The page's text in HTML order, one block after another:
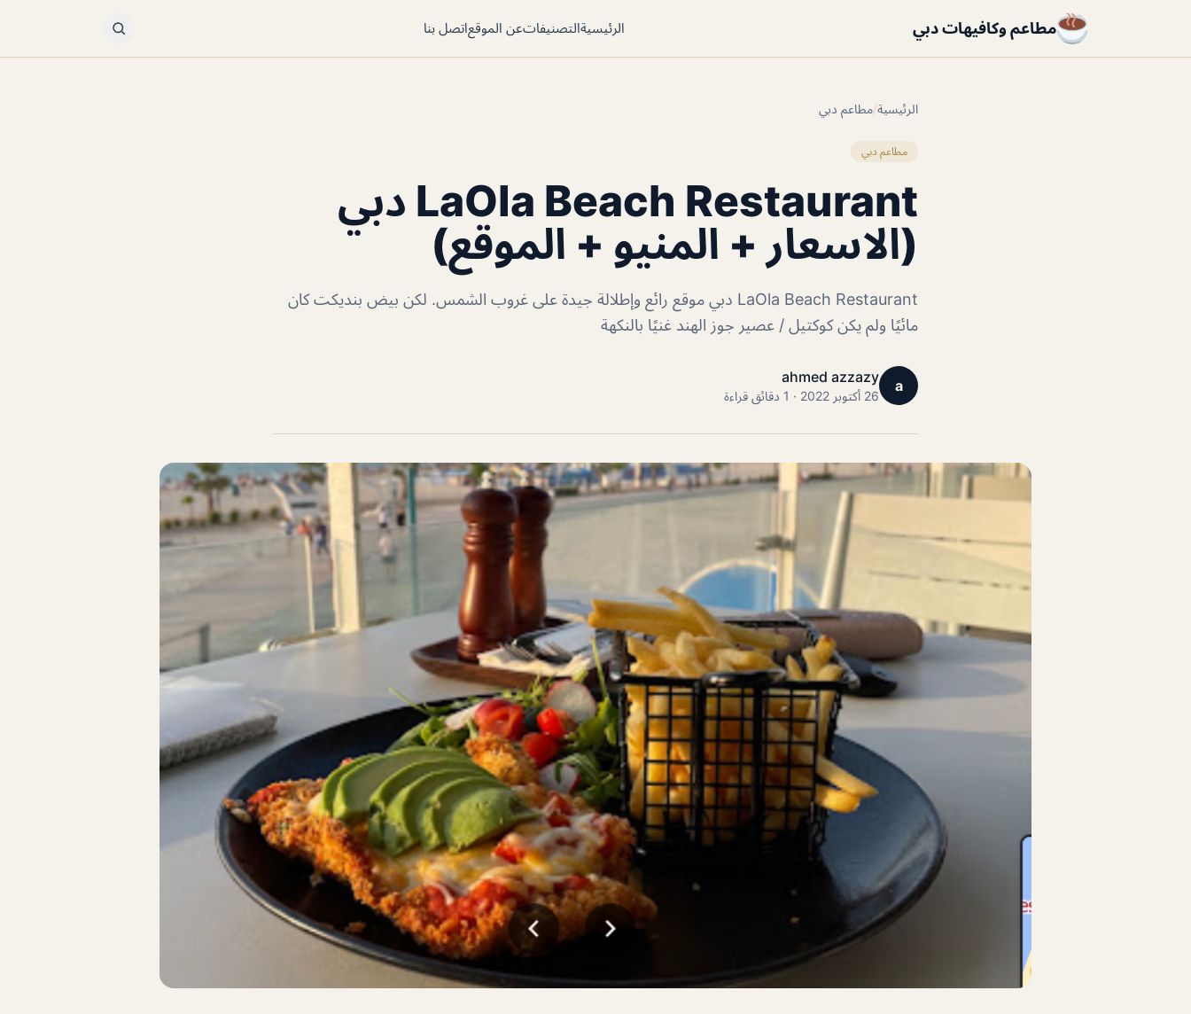
مطاعم وكافيهات دبي الرئيسيةالتصنيفاتعن الموقعاتصل بنا
الرئيسية/مطاعم دبي
مطاعم دبي
LaOla Beach Restaurant دبي
(الاسعار + المنيو + الموقع)
LaOla Beach Restaurant دبي موقع رائع وإطلالة جيدة على غروب الشمس. لكن بيض بنديكت كان
مائيًا ولم يكن كوكتيل / عصير جوز الهند غنيًا بالنكهة
a
ahmed azzazy
26 أكتوبر 2022 · 1 دقائق قراءة